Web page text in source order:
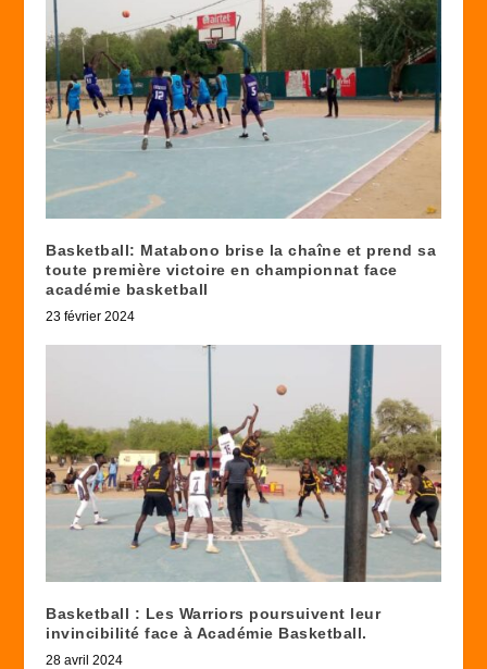
Basketball: Matabono brise la chaîne et prend sa
toute première victoire en championnat face
académie basketball
23 février 2024
Basketball : Les Warriors poursuivent leur
invincibilité face à Académie Basketball.
28 avril 2024